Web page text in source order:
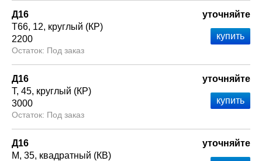
Д16
Т66 12 круглый (КР)
2200
Под заказ
уточняйте
Д16
Т 45 круглый (КР)
3000
Под заказ
уточняйте
Д16
М 35 квадратный (КВ)
уточняйте